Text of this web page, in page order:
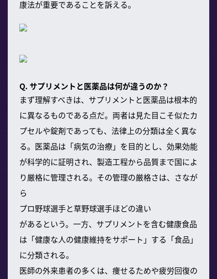
康法が重要であることを訴える。
Q. サプリメントと医薬品は何が違うのか？
まず理解すべきは、サプリメントと医薬品は根本的
に異なるものである点だ。両者は見た目こそ似たカ
プセルや錠剤であっても、法律上の分類は全く異な
る。医薬品は「病気の治療」を目的とし、効果効能
が科学的に証明され、製造工程から品質まで国によ
り厳格に管理される。その管理の厳格さは、さなが
ら
プロ野球選手と草野球選手ほどの違い
があるという。一方、サプリメントを含む健康食品
は「健康な人の健康維持をサポート」する「食品」
に分類される。
医師の外来患者の多くは、痩せるためや疲労回復の